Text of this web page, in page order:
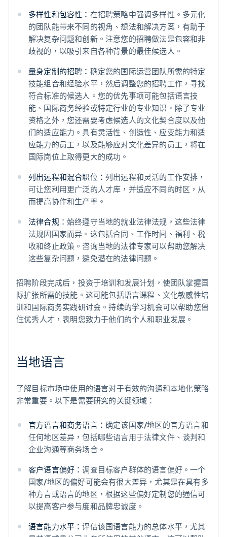
多样性和包容性： 在招聘策略中强调多样性。多元化
的团队能带来不同的视角、想法和解决方案，有助于
解决复杂问题和创新。注意您的招聘做法是包容和非
歧视的，以吸引来自各种背景的最佳候选人。
量身定制的招聘： 确定您的国际运营团队所需的特定
技能组合和经验水平，然后调整您的招聘工作，寻找
符合标准的候选人。您的优先事项可能包括语言技
能、国际商务经验或特定行业的专业知识。除了专业
资格之外，您还需要考虑候选人的文化契合度以及他
们的适应能力。具有灵活性、创造性、应变能力和适
应能力的员工，以及能够应对文化差异的员工，将在
国际岗位上取得更大的成功。
列出远程和混合职位： 列出远程和灵活的工作安排，
可让您利用更广泛的人才库，并适应不同的时区，从
而提高协作和生产率。
法律合规： 始终遵守当地的就业法律法规，这些法律
法规因国家而异。这包括合同、工作时间、福利、税
收和终止政策。咨询当地的法律专家可以帮助您解决
这些复杂问题，避免潜在的法律问题。
招聘阶段完成后，投资于培训和发展计划，使团队掌握国
际扩张所需的技能。这可能包括语言课程、文化敏感性培
训和国际商务实践研讨会。持续的学习机会可以帮助您留
住优秀人才，表明您致力于他们的个人和职业发展。
当地语言
了解目标市场中使用的语言对于有效的沟通和本地化策略
非常重要。以下是需要研究的关键领域：
官方语言和商务语言： 确定该国家/地区的官方语言和
任何地区差异，包括哪些语言用于法律文件、谈判和
企业沟通等商务场合。
客户语言偏好：调查目标客户群体的语言偏好。一个
国家/地区的偏好可能会有很大差异，尤其是在具有多
种方言或语言的地区，根据这些偏好定制您的通信可
以提高客户参与度和品牌忠诚度。
语言能力水平：评估该国语言能力的总体水平，尤其